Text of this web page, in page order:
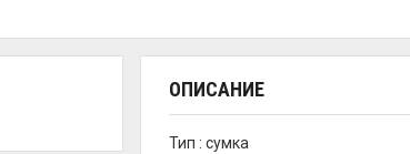
ОПИСАНИЕ
Тип : сумка